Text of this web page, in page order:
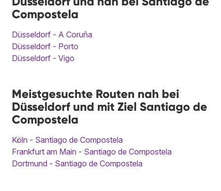
Compostela
Düsseldorf - A Coruña
Düsseldorf - Porto
Düsseldorf - Vigo
Meistgesuchte Routen nah bei
Düsseldorf und mit Ziel Santiago de
Compostela
Köln - Santiago de Compostela
Frankfurt am Main - Santiago de Compostela
Dortmund - Santiago de Compostela